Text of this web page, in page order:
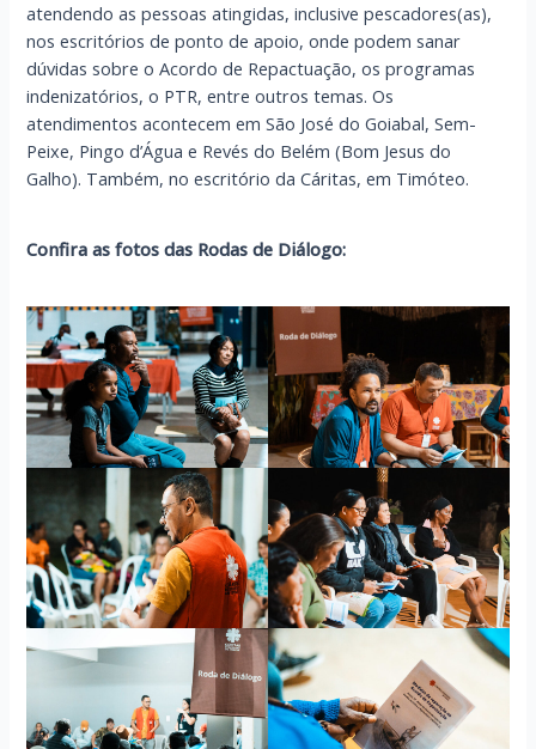
atendendo as pessoas atingidas, inclusive pescadores(as),
nos escritórios de ponto de apoio, onde podem sanar
dúvidas sobre o Acordo de Repactuação, os programas
indenizatórios, o PTR, entre outros temas. Os
atendimentos acontecem em São José do Goiabal, Sem-
Peixe, Pingo d’Água e Revés do Belém (Bom Jesus do
Galho). Também, no escritório da Cáritas, em Timóteo.
Confira as fotos das Rodas de Diálogo: